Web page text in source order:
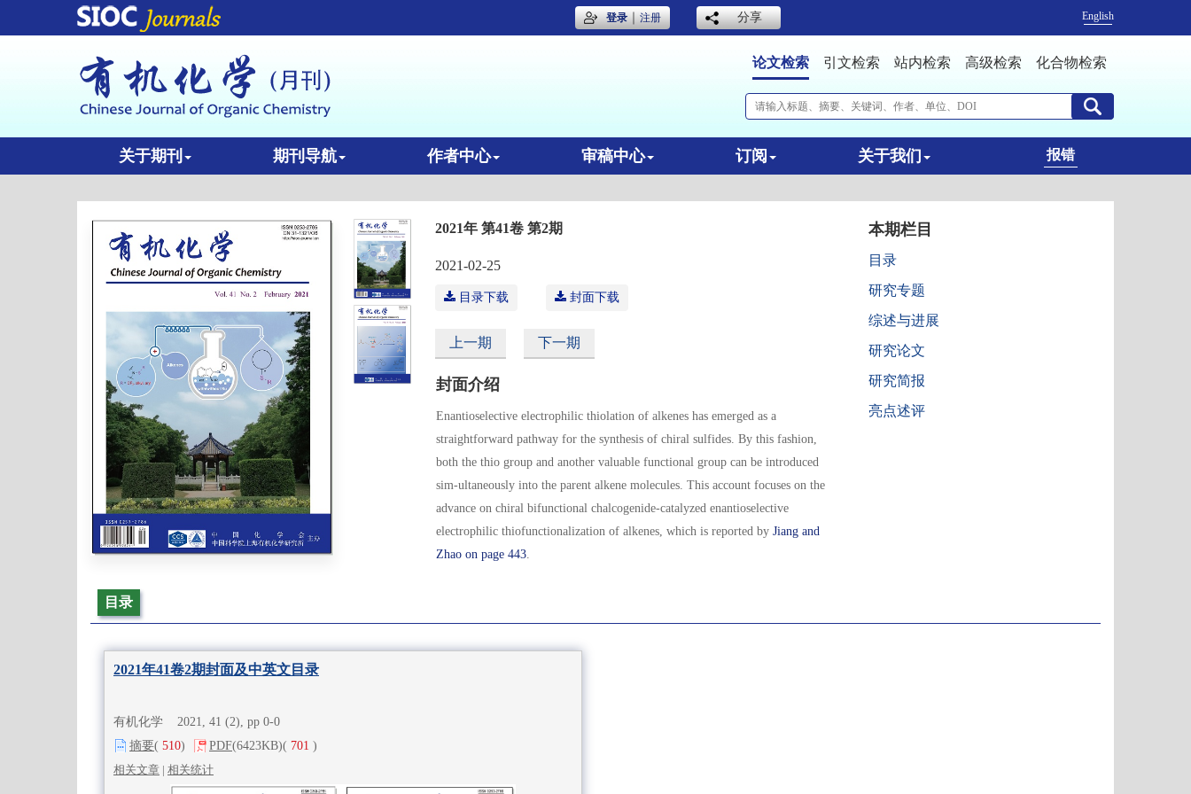
登录｜注册 分享 English
论文检索 引文检索 站内检索 高级检索 化合物检索
关于期刊 期刊导航 作者中心 审稿中心 订阅 关于我们 报错
封面介绍
Enantioselective electrophilic thiolation of alkenes has emerged as a
straightforward pathway for the synthesis of chiral sulfides. By this fashion,
both the thio group and another valuable functional group can be introduced
sim-ultaneously into the parent alkene molecules. This account focuses on the
advance on chiral bifunctional chalcogenide-catalyzed enantioselective
electrophilic thiofunctionalization of alkenes, which is reported by Jiang and
Zhao on page 443.
2021年 第41卷 第2期
2021-02-25
目录下载 封面下载
上一期 下一期
本期栏目
目录
研究专题
综述与进展
研究论文
研究简报
亮点述评
目录
2021年41卷2期封面及中英文目录
有机化学 2021, 41 (2), pp 0-0
摘要( 510) PDF(6423KB)( 701 )
相关文章 | 相关统计